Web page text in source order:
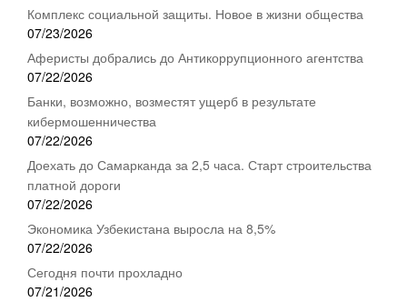
Комплекс социальной защиты. Новое в жизни общества
07/23/2026
Аферисты добрались до Антикоррупционного агентства
07/22/2026
Банки, возможно, возместят ущерб в результате
кибермошенничества
07/22/2026
Доехать до Самарканда за 2,5 часа. Старт строительства
платной дороги
07/22/2026
Экономика Узбекистана выросла на 8,5%
07/22/2026
Сегодня почти прохладно
07/21/2026